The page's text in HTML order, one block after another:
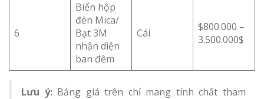
6
Biển hộp
đèn Mica/
Bạt 3M
nhận diện
ban đêm
Cái
$800.000 –
3.500.000$
Lưu ý:Bảng giá trên chỉ mang tính chất tham